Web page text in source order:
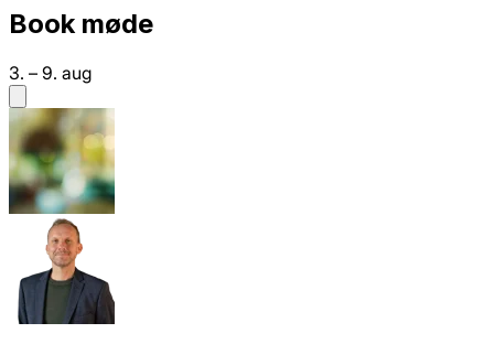
Book møde
3. – 9. aug